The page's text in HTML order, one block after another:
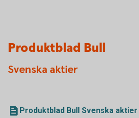
Produktblad Bull
Svenska aktier
Produktblad Bull Svenska